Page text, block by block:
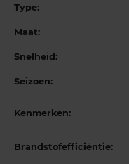
Type:
Maat:
Snelheid:
Seizoen:
Kenmerken:
Brandstofefficiëntie: